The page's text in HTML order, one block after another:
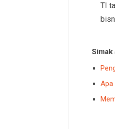
TI
Simak
Apa